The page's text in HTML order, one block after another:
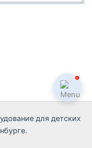
для детских